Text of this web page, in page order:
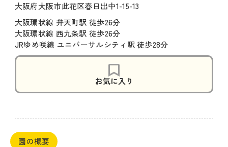
大阪府大阪市此花区春日出中1-15-13
大阪環状線 弁天町駅 徒歩26分
大阪環状線 西九条駅 徒歩26分
JRゆめ咲線 ユニバーサルシティ駅 徒歩28分
お気に入り
園の概要